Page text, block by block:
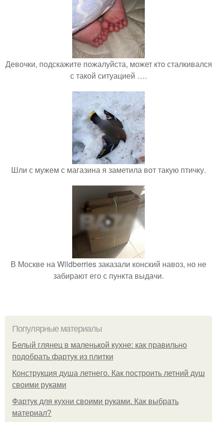
Девочки, подскажите пожалуйста, может кто сталкивался
с такой ситуацией ….
Шли с мужем с магазина я заметила вот такую птичку.
В Москве на Wildberries заказали конский навоз, но не
забирают его с пункта выдачи.
Популярные материалы
Белый глянец в маленькой кухне: как правильно
подобрать фартук из плитки
Конструкция душа летнего. Как построить летний душ
своими руками
Фартук для кухни своими руками. Как выбрать
материал?